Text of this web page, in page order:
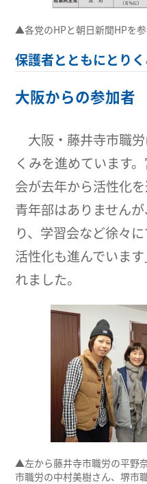
▲各党のHPと朝日新聞HPを
保護者とともにとり
大阪からの参加者
大阪・藤井寺市職
くみを進めています
会が去年から活性化
青年部はありません
り、学習会など徐々
活性化も進んでいま
れました。
▲左から藤井寺市職労の平野
市職労の中村美樹さん、堺市